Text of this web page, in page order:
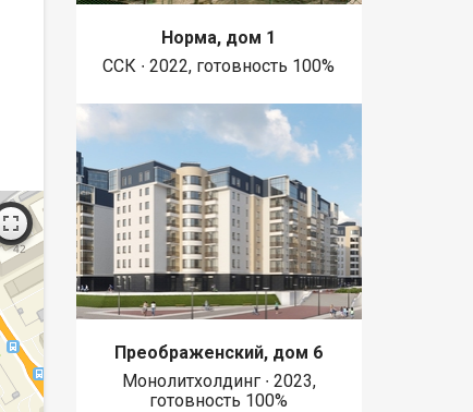
Норма, дом 1
ССК ∙ 2022, готовность 100%
Преображенский, дом 6
Монолитхолдинг ∙ 2023,
готовность 100%